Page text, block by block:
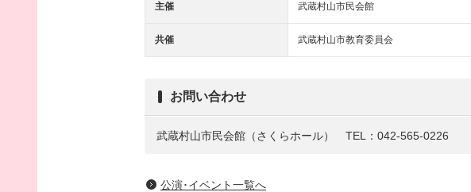
主催 武蔵村山市民会館
共催 武蔵村山市教育委員会
お問い合わせ
武蔵村山市民会館（さくらホール） TEL：042-565-0226
公演･イベント一覧へ